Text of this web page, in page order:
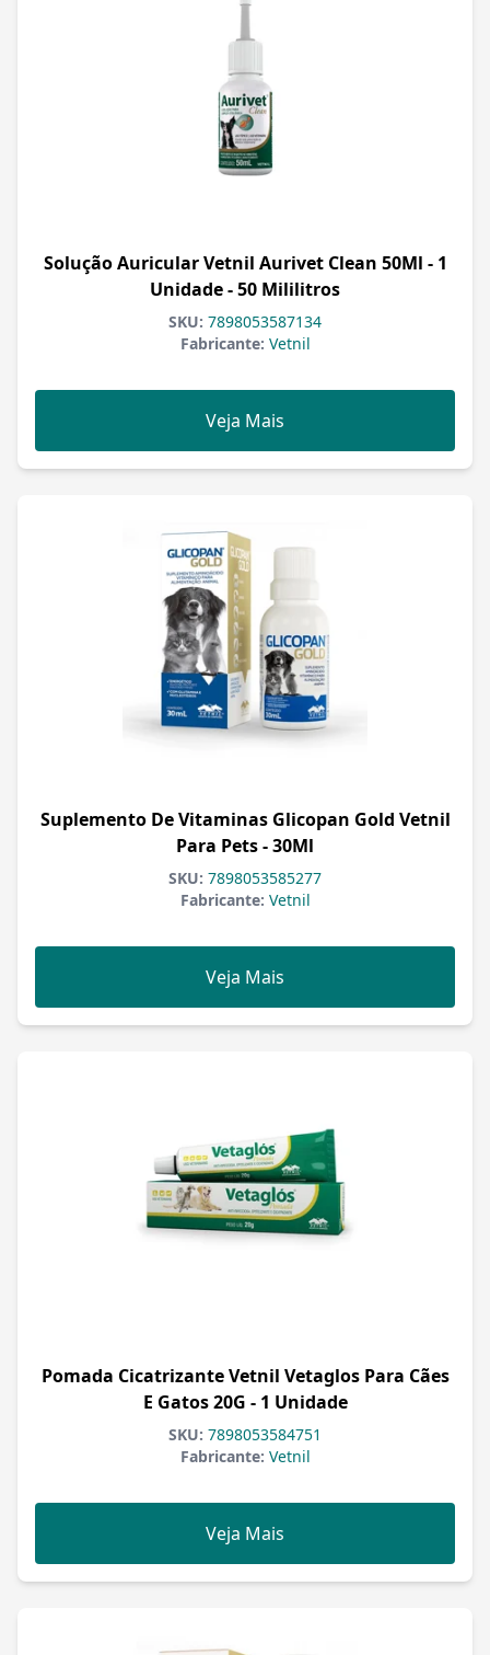
Solução Auricular Vetnil Aurivet Clean 50Ml - 1
Unidade - 50 Mililitros
SKU: 7898053587134
Fabricante: Vetnil
Veja Mais
Suplemento De Vitaminas Glicopan Gold Vetnil
Para Pets - 30Ml
SKU: 7898053585277
Fabricante: Vetnil
Veja Mais
Pomada Cicatrizante Vetnil Vetaglos Para Cães
E Gatos 20G - 1 Unidade
SKU: 7898053584751
Fabricante: Vetnil
Veja Mais